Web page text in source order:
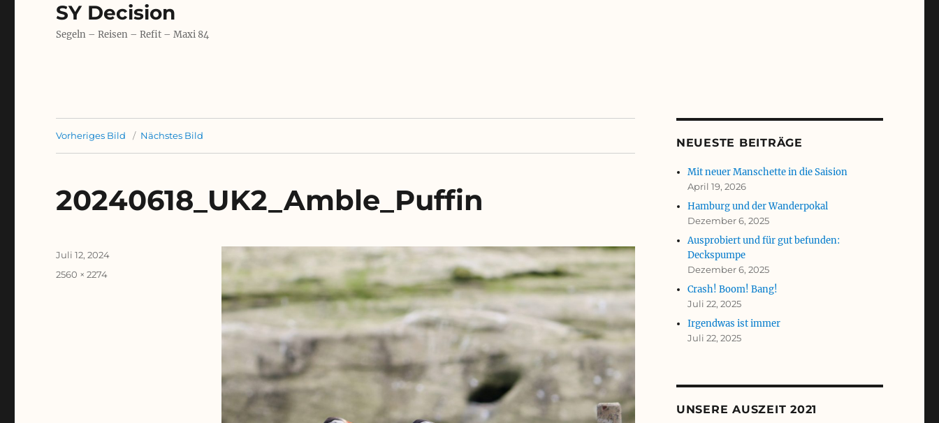
SY Decision
Segeln – Reisen – Refit – Maxi 84
Vorheriges Bild Nächstes Bild
20240618_UK2_Amble_Puffin
Veröffentlicht
Juli 12, 2024
Originalgröße
2560 × 2274
NEUESTE BEITRÄGE
Mit neuer Manschette in die Saision
April 19, 2026
Hamburg und der Wanderpokal
Dezember 6, 2025
Ausprobiert und für gut befunden:
Deckspumpe
Dezember 6, 2025
Crash! Boom! Bang!
Juli 22, 2025
Irgendwas ist immer
Juli 22, 2025
UNSERE AUSZEIT 2021